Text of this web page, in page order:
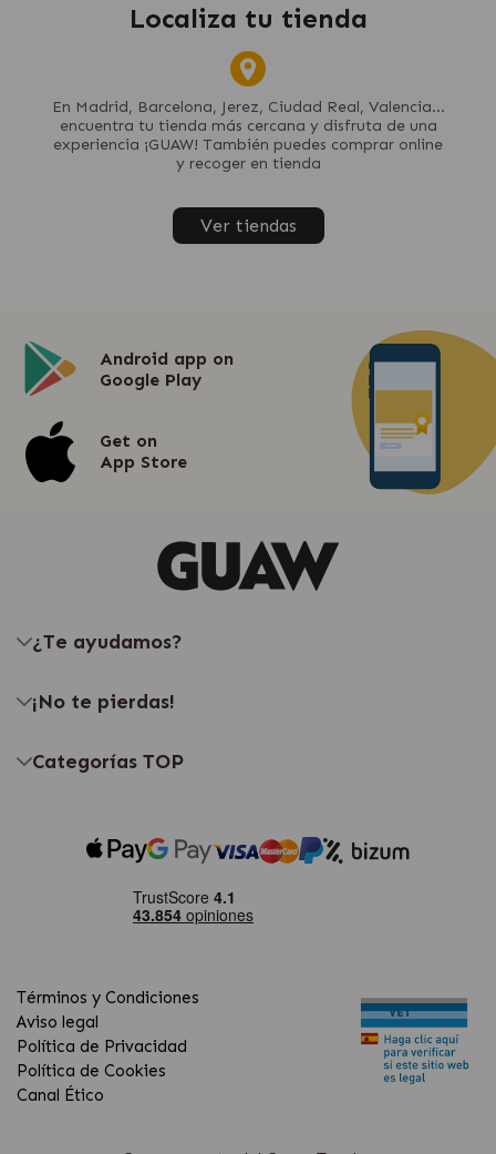
Localiza tu tienda
En Madrid, Barcelona, Jerez, Ciudad Real, Valencia...
encuentra tu tienda más cercana y disfruta de una
experiencia ¡GUAW! También puedes comprar online
y recoger en tienda
Ver tiendas
Android app on
Google Play
Get on
App Store
¿Te ayudamos?
¡No te pierdas!
Categorías TOP
Términos y Condiciones
Aviso legal
Política de Privacidad
Política de Cookies
Canal Ético